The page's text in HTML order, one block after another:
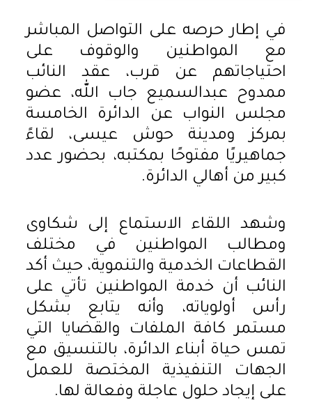
في إطار حرصه على التواصل المباشر
مع المواطنين والوقوف على
احتياجاتهم عن قرب، عقد النائب
ممدوح عبدالسميع جاب الله، عضو
مجلس النواب عن الدائرة الخامسة
بمركز ومدينة حوش عيسى، لقاءً
جماهيريًا مفتوحًا بمكتبه، بحضور عدد
كبير من أهالي الدائرة.
وشهد اللقاء الاستماع إلى شكاوى
ومطالب المواطنين في مختلف
القطاعات الخدمية والتنموية، حيث أكد
النائب أن خدمة المواطنين تأتي على
رأس أولوياته، وأنه يتابع بشكل
مستمر كافة الملفات والقضايا التي
تمس حياة أبناء الدائرة، بالتنسيق مع
الجهات التنفيذية المختصة للعمل
على إيجاد حلول عاجلة وفعالة لها.